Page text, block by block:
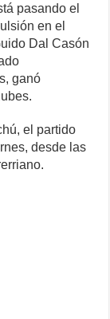
pasando el
en el
Dal Casón
ganó
el partido
desde las